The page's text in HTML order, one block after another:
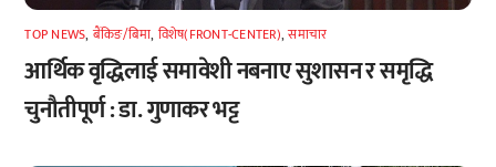
TOP NEWS, बैंकिङ/बिमा, विशेष(FRONT-CENTER),समाचार
आर्थिक वृद्धिलाई समावेशी नबनाए सुशासन र समृद्धि
चुनौतीपूर्ण : डा. गुणाकर भट्ट